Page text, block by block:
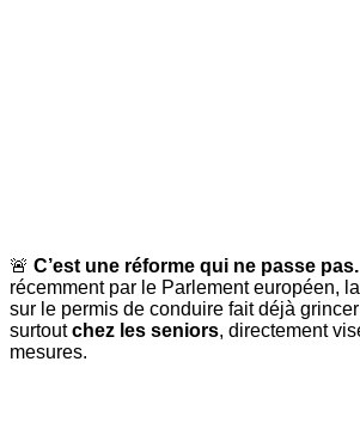
🚨 C’est une réforme qui ne passe pas.
récemment par le Parlement européen,
sur le permis de conduire fait déjà
surtoutchez les seniors, directement
mesures.